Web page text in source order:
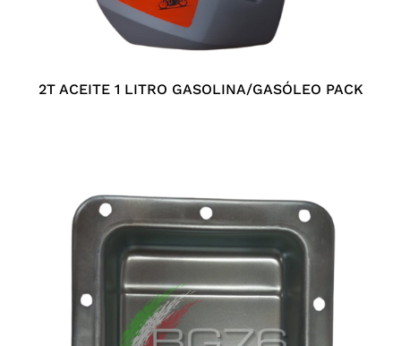
2T ACEITE 1 LITRO GASOLINA/GASÓLEO PACK